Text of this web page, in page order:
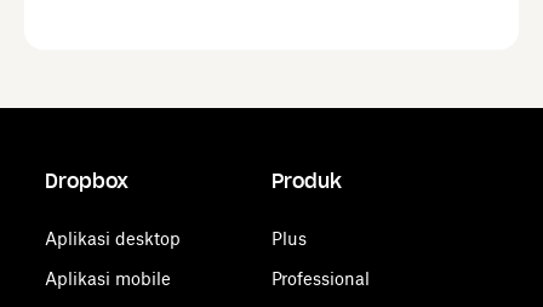
Dropbox
Aplikasi desktop
Aplikasi mobile
Produk
Plus
Professional